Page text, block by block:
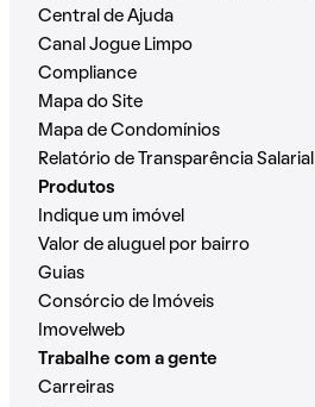
Central de Ajuda
Canal Jogue Limpo
Compliance
Mapa do Site
Mapa de Condomínios
Relatório de Transparência Salarial
Produtos
Indique um imóvel
Valor de aluguel por bairro
Guias
Consórcio de Imóveis
Imovelweb
Trabalhe com a gente
Carreiras